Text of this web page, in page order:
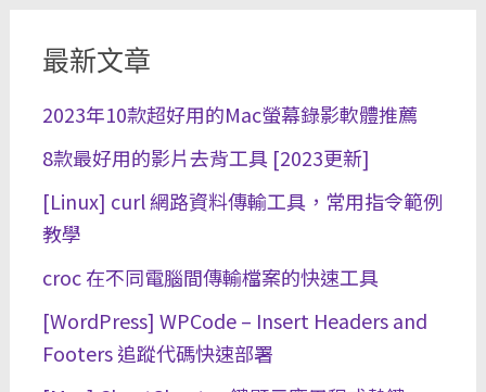
最新文章
2023年10款超好用的Mac螢幕錄影軟體推薦
8款最好用的影片去背工具 [2023更新]
[Linux] curl 網路資料傳輸工具，常用指令範例
教學
croc 在不同電腦間傳輸檔案的快速工具
[WordPress] WPCode – Insert Headers and
Footers 追蹤代碼快速部署